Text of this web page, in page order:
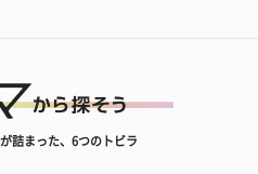
詰まった、6つのトビラ